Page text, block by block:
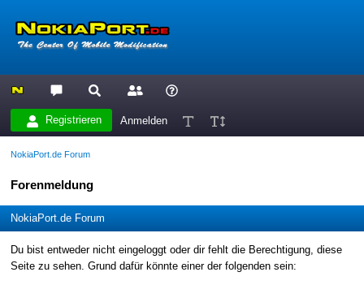
Registrieren Anmelden
NokiaPort.de Forum
Forenmeldung
NokiaPort.de Forum
Du bist entweder nicht eingeloggt oder dir fehlt die Berechtigung, diese
Seite zu sehen. Grund dafür könnte einer der folgenden sein: